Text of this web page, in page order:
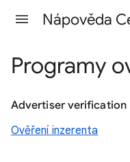
Programy
Advertiser verification
Ověření inzerenta